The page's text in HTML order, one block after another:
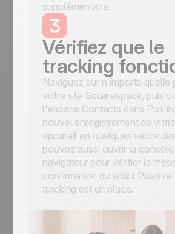
supplémentaire.
3
Vérifiez que le
tracking
Naviguez sur n'importe quelle
votre site Squarespace, puis
l'espace Contacts dans
nouvel enregistrement de
apparaît en quelques
pouvez aussi ouvrir la
navigateur pour vérifier le
confirmation du script Positive
tracking est en place.